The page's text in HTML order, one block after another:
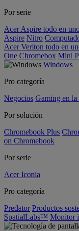
Por serie
Acer Aspire todo en
Aspire Nitro
Acer Veriton todo en
One Chromebox Mini
Windows
Pro categoría
Negocios Gaming en la
Por solución
Chromebook Plus
on Chromebook
Por serie
Acer Iconia
Pro categoría
Predator Productos
SpatialLabs™ Monitor